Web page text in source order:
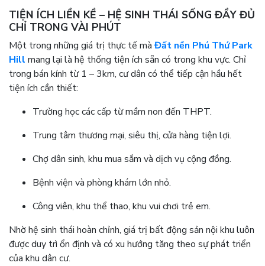
TIỆN ÍCH LIỀN KỀ – HỆ SINH THÁI SỐNG ĐẦY ĐỦ
CHỈ TRONG VÀI PHÚT
Một trong những giá trị thực tế màĐất nền Phú Thứ Park
Hill mang lại là hệ thống tiện ích sẵn có trong khu vực. Chỉ
trong bán kính từ 1 – 3km, cư dân có thể tiếp cận hầu hết
tiện ích cần thiết:
Trường học các cấp từ mầm non đến THPT.
Trung tâm thương mại, siêu thị, cửa hàng tiện lợi.
Chợ dân sinh, khu mua sắm và dịch vụ cộng đồng.
Bệnh viện và phòng khám lớn nhỏ.
Công viên, khu thể thao, khu vui chơi trẻ em.
Nhờ hệ sinh thái hoàn chỉnh, giá trị bất động sản nội khu luôn
được duy trì ổn định và có xu hướng tăng theo sự phát triển
của khu dân cư.